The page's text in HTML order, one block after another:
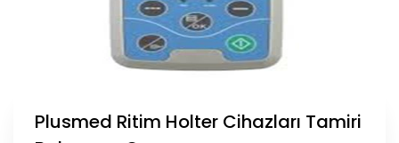
Plusmed Ritim Holter Cihazları Tamiri